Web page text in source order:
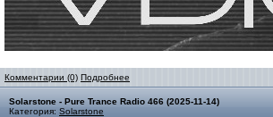
Комментарии (0) Подробнее
Solarstone - Pure Trance Radio 466 (2025-11-14)
Категория: Solarstone